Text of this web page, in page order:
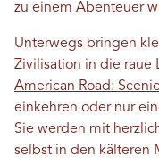
zu einem Abenteuer
Unterwegs bringen
Zivilisation in die raue
American Road:
einkehren oder nur
Sie werden mit
selbst in den kälteren